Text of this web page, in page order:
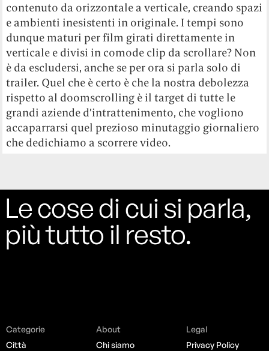
contenuto da orizzontale a verticale, creando spazi
e ambienti inesistenti in originale. I tempi sono
dunque maturi per film girati direttamente in
verticale e divisi in comode clip da scrollare? Non
è da escludersi, anche se per ora si parla solo di
trailer. Quel che è certo è che la nostra debolezza
rispetto al doomscrolling è il target di tutte le
grandi aziende d’intrattenimento, che vogliono
accaparrarsi quel prezioso minutaggio giornaliero
che dedichiamo a scorrere video.
Le cose di cui si parla,
più tutto il resto.
Categorie
Città
About
Chi siamo
Legal
Privacy Policy